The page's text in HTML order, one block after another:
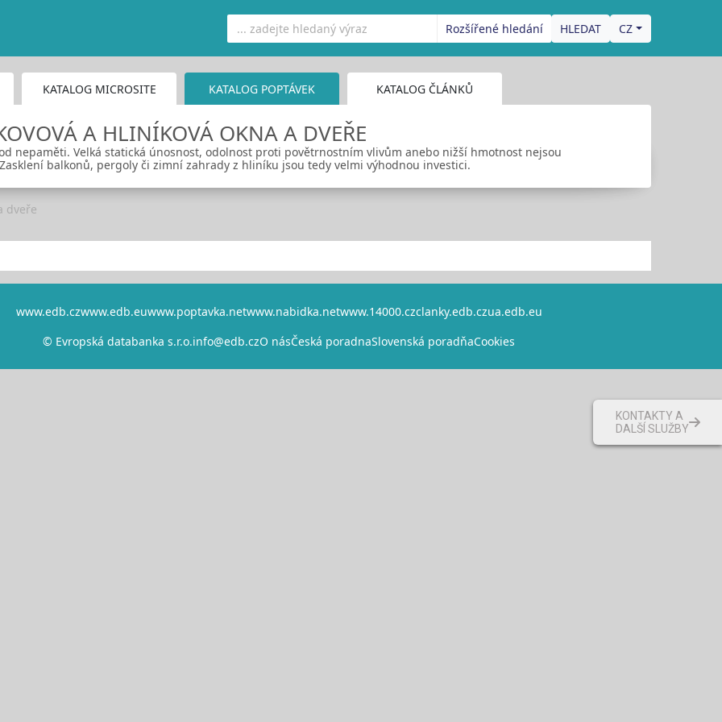
Rozšířené hledání CZ
KATALOG MICROSITE KATALOG POPTÁVEK KATALOG ČLÁNKŮ
A HLINÍKOVÁ OKNA A DVEŘE
nepaměti. Velká statická únosnost, odolnost proti povětrnostním vlivům anebo nižší hmotnost nejsou
balkonů, pergoly či zimní zahrady z hliníku jsou tedy velmi výhodnou investici.
dveře
www.edb.czwww.edb.euwww.poptavka.netwww.nabidka.netwww.14000.czclanky.edb.czua.edb.eu
© Evropská databanka s.r.o.info@edb.czO násČeská poradnaSlovenská poradňaCookies
KONTAKTY A
DALŠÍ SLUŽBY